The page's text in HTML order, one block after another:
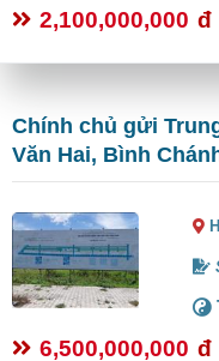
2,100,000,000 đ
Chính chủ gửi
Văn Hai, Bình
6,500,000,000 đ